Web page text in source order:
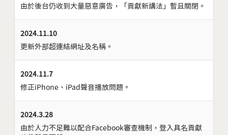
由於後台仍收到大量惡意廣告，「貢獻新講法」暫且關閉。
2024.11.10
更新外部超連結網址及名稱。
2024.11.7
修正iPhone、iPad聲音播放問題。
2024.3.28
由於人力不足難以配合Facebook審查機制，登入具名貢獻